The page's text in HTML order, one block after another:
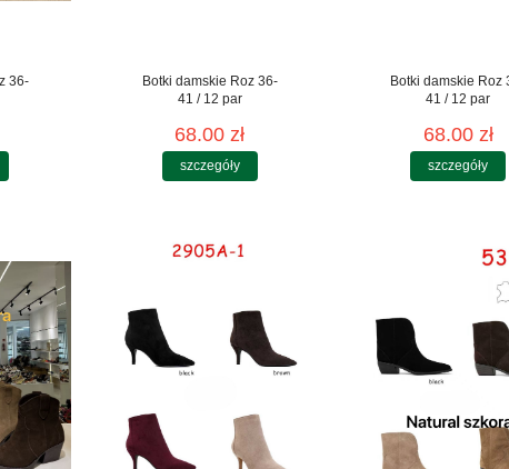
36-
Botki damskie Roz 36-
41 / 12 par
68.00 zł
szczegóły
Botki damskie Roz
41 / 12 par
68.00 zł
szczegóły